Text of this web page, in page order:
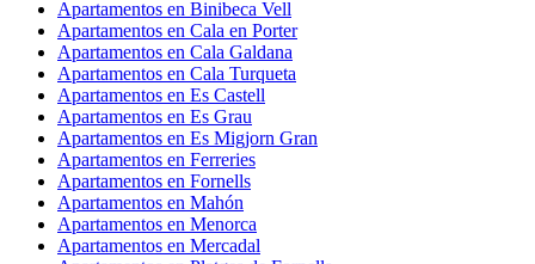
Apartamentos en Binibeca Vell
Apartamentos en Cala en Porter
Apartamentos en Cala Galdana
Apartamentos en Cala Turqueta
Apartamentos en Es Castell
Apartamentos en Es Grau
Apartamentos en Es Migjorn Gran
Apartamentos en Ferreries
Apartamentos en Fornells
Apartamentos en Mahón
Apartamentos en Menorca
Apartamentos en Mercadal